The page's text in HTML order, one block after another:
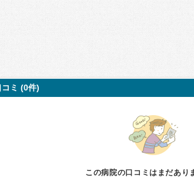
ミ (0件)
この病院の口コミはまだあり